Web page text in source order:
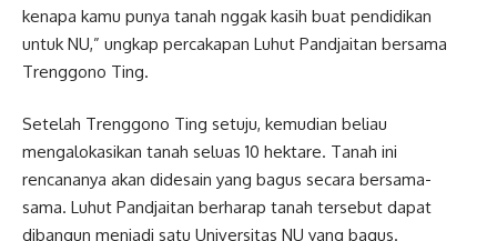
kenapa kamu punya tanah nggak kasih buat pendidikan
untuk NU,” ungkap percakapan Luhut Pandjaitan bersama
Trenggono Ting.
Setelah Trenggono Ting setuju, kemudian beliau
mengalokasikan tanah seluas 10 hektare. Tanah ini
rencananya akan didesain yang bagus secara bersama-
sama. Luhut Pandjaitan berharap tanah tersebut dapat
dibangun menjadi satu Universitas NU yang bagus.